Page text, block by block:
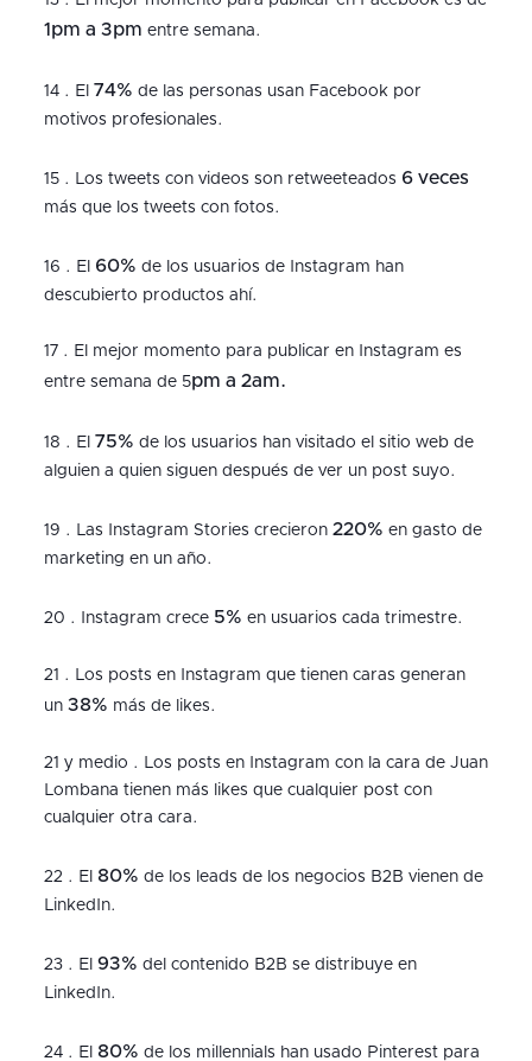
1pm a 3pm entre semana.
14 . El 74% de las personas usan Facebook por
motivos profesionales.
15 . Los tweets con videos son retweeteados 6 veces
más que los tweets con fotos.
16 . El 60% de los usuarios de Instagram han
descubierto productos ahí.
17 . El mejor momento para publicar en Instagram es
entre semana de 5pm a 2am.
18 . El75% de los usuarios han visitado el sitio web de
alguien a quien siguen después de ver un post suyo.
19 . Las Instagram Stories crecieron 220% en gasto de
marketing en un año.
20 . Instagram crece5% en usuarios cada trimestre.
21 . Los posts en Instagram que tienen caras generan
un 38% más de likes.
21 y medio . Los posts en Instagram con la cara de Juan
Lombana tienen más likes que cualquier post con
cualquier otra cara.
22 . El 80% de los leads de los negocios B2B vienen de
LinkedIn.
23 . El 93% del contenido B2B se distribuye en
LinkedIn.
24 . El80% de los millennials han usado Pinterest para